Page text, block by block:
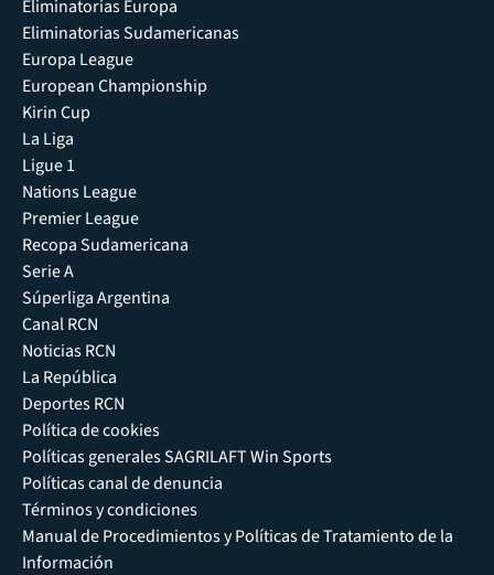
Eliminatorias Europa
Eliminatorias Sudamericanas
Europa League
European Championship
Kirin Cup
La Liga
Ligue 1
Nations League
Premier League
Recopa Sudamericana
Serie A
Súperliga Argentina
Canal RCN
Noticias RCN
La República
Deportes RCN
Política de cookies
Políticas generales SAGRILAFT Win Sports
Políticas canal de denuncia
Términos y condiciones
Manual de Procedimientos y Políticas de Tratamiento de la
Información